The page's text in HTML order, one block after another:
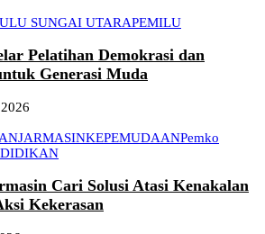
SUNGAI UTARAPEMILU
Pelatihan Demokrasi dan
Generasi Muda
KEPEMUDAANPemko
Cari Solusi Atasi Kenakalan
Kekerasan